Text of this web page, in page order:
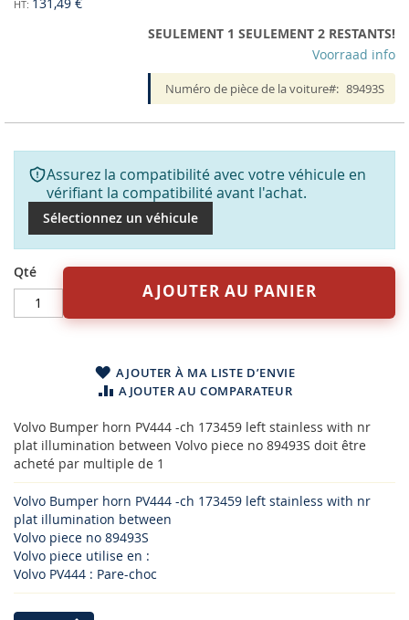
SEULEMENT 1 SEULEMENT 2 RESTANTS!
Voorraad info
Numéro de pièce de la voiture 89493S
Assurez la compatibilité avec votre véhicule en
vérifiant la compatibilité avant l'achat.
Sélectionnez un véhicule
Qté
AJOUTER AU PANIER
AJOUTER À MA LISTE D’ENVIE
AJOUTER AU COMPARATEUR
Volvo Bumper horn PV444 -ch 173459 left stainless with nr
plat illumination between Volvo piece no 89493S doit être
acheté par multiple de 1
Volvo Bumper horn PV444 -ch 173459 left stainless with nr
plat illumination between
Volvo piece no 89493S
Volvo piece utilise en :
Volvo PV444 : Pare-choc